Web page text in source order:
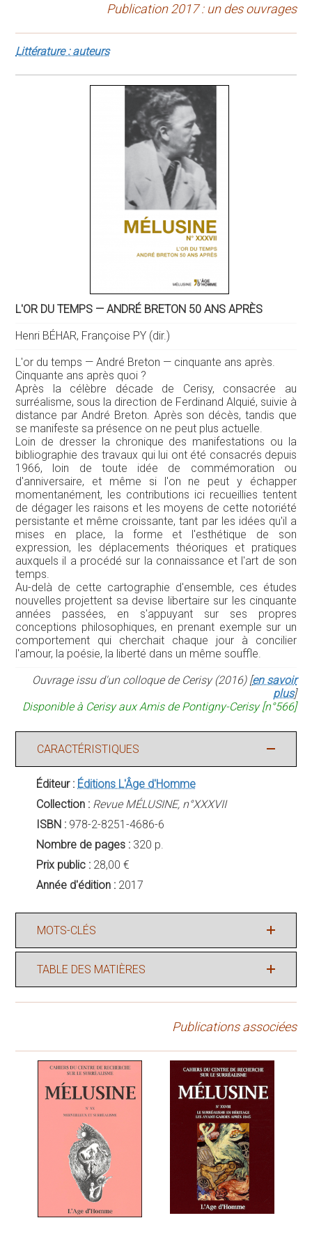
Publication 2017 : un des ouvrages
Littérature : auteurs
L'OR DU TEMPS — ANDRÉ BRETON 50 ANS APRÈS
Henri BÉHAR, Françoise PY (dir.)
L'or du temps — André Breton — cinquante ans après.
Cinquante ans après quoi ?
Après la célèbre décade de Cerisy, consacrée au
surréalisme, sous la direction de Ferdinand Alquié, suivie à
distance par André Breton. Après son décès, tandis que
se manifeste sa présence on ne peut plus actuelle.
Loin de dresser la chronique des manifestations ou la
bibliographie des travaux qui lui ont été consacrés depuis
1966, loin de toute idée de commémoration ou
d'anniversaire, et même si l'on ne peut y échapper
momentanément, les contributions ici recueillies tentent
de dégager les raisons et les moyens de cette notoriété
persistante et même croissante, tant par les idées qu'il a
mises en place, la forme et l'esthétique de son
expression, les déplacements théoriques et pratiques
auxquels il a procédé sur la connaissance et l'art de son
temps.
Au-delà de cette cartographie d'ensemble, ces études
nouvelles projettent sa devise libertaire sur les cinquante
années passées, en s'appuyant sur ses propres
conceptions philosophiques, en prenant exemple sur un
comportement qui cherchait chaque jour à concilier
l'amour, la poésie, la liberté dans un même souffle.
Ouvrage issu d'un colloque de Cerisy (2016) [en savoir
plus]
Disponible à Cerisy aux Amis de Pontigny-Cerisy [n°566]
CARACTÉRISTIQUES
Éditeur : Éditions L'Âge d'Homme
Collection : Revue MÉLUSINE, n°XXXVII
ISBN : 978-2-8251-4686-6
Nombre de pages : 320 p.
Prix public : 28,00 €
Année d'édition : 2017
MOTS-CLÉS
TABLE DES MATIÈRES
Publications associées